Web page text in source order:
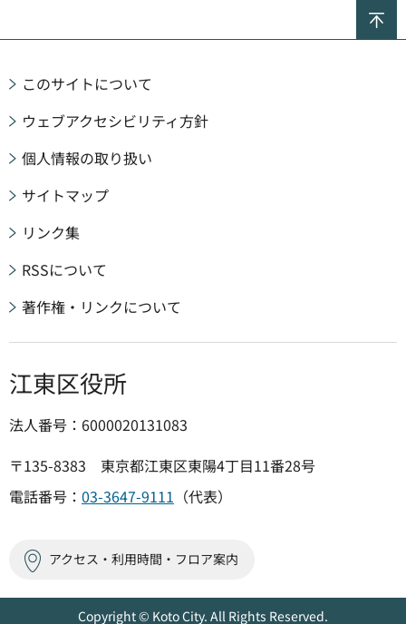
このサイトについて
ウェブアクセシビリティ方針
個人情報の取り扱い
サイトマップ
リンク集
RSSについて
著作権・リンクについて
江東区役所
法人番号：6000020131083
〒135-8383 東京都江東区東陽4丁目11番28号
電話番号： 03-3647-9111 （代表）
アクセス・利用時間・フロア案内
Copyright © Koto City. All Rights Reserved.